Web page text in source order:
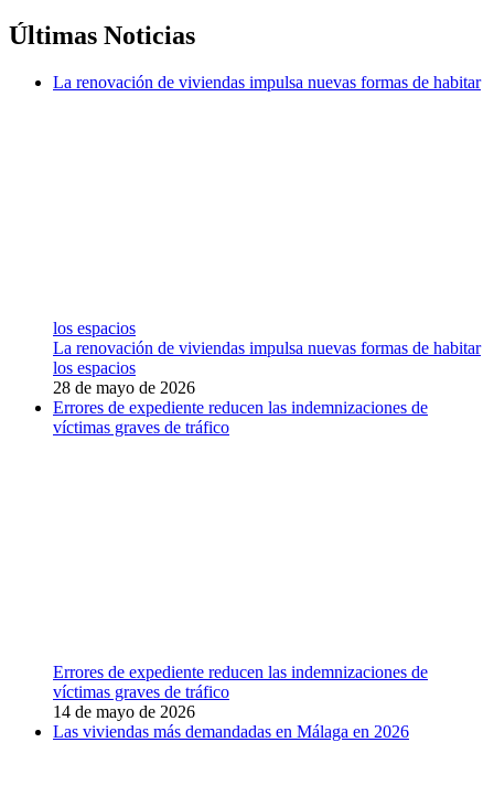
Últimas Noticias
La renovación de viviendas impulsa nuevas formas de habitar
los espacios
La renovación de viviendas impulsa nuevas formas de habitar
los espacios
28 de mayo de 2026
Errores de expediente reducen las indemnizaciones de
víctimas graves de tráfico
Errores de expediente reducen las indemnizaciones de
víctimas graves de tráfico
14 de mayo de 2026
Las viviendas más demandadas en Málaga en 2026